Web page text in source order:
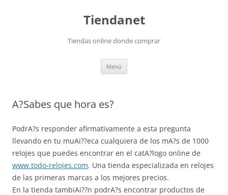
Tiendanet
Tiendas online donde comprar
Menú
A?Sabes que hora es?
PodrA?s responder afirmativamente a esta pregunta
llevando en tu muAi??eca cualquiera de los mA?s de 1000
relojes que puedes encontrar en el catA?logo online de
www.todo-relojes.com. Una tienda especializada en relojes
de las primeras marcas a los mejores precios.
En la tienda tambiAi??n podrA?s encontrar productos de